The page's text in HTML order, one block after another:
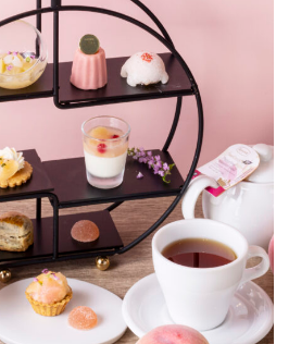
フタヌーンティーをお楽しみいただ